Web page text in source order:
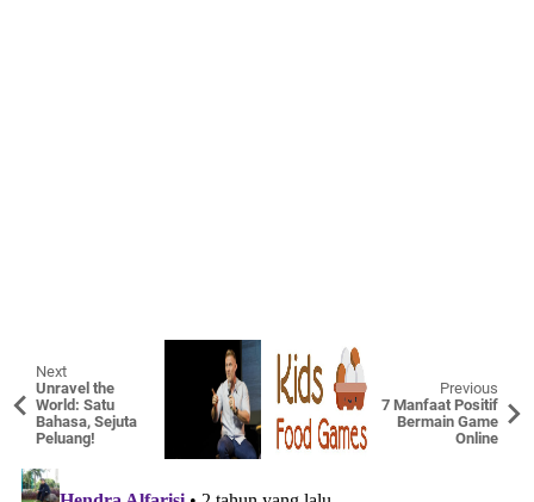
Next
Unravel the
World: Satu
Bahasa, Sejuta
Peluang!
Previous
7 Manfaat Positif
Bermain Game
Online